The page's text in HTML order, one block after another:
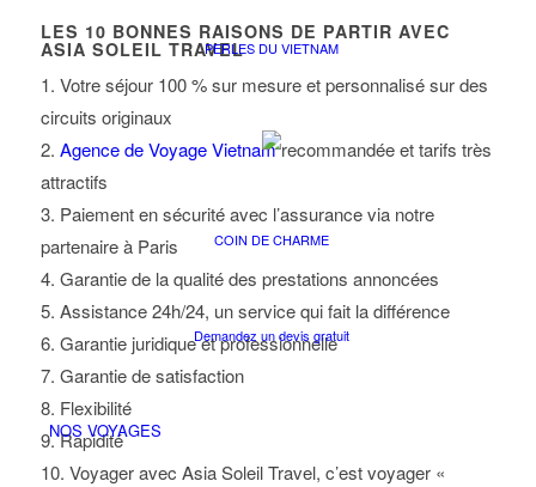
PERLES DU VIETNAM
COIN DE CHARME
Demandez un devis gratuit
NOS VOYAGES
LES 10 BONNES RAISONS DE PARTIR AVEC
ASIA SOLEIL TRAVEL
1. Votre séjour 100 % sur mesure et personnalisé sur des
circuits originaux
2. Agence de Voyage Vietnamrecommandée et tarifs très
attractifs
3. Paiement en sécurité avec l’assurance via notre
partenaire à Paris
4. Garantie de la qualité des prestations annoncées
5. Assistance 24h/24, un service qui fait la différence
6. Garantie juridique et professionnelle
7. Garantie de satisfaction
8. Flexibilité
9. Rapidité
10. Voyager avec Asia Soleil Travel, c’est voyager «